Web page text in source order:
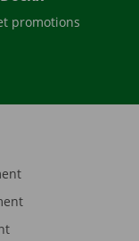
promotions